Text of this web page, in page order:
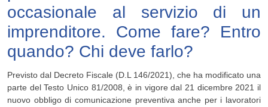
occasionale al servizio di un
imprenditore. Come fare? Entro
quando? Chi deve farlo?
Previsto dal Decreto Fiscale (D.L 146/2021), che ha modificato una
parte del Testo Unico 81/2008, è in vigore dal 21 dicembre 2021 il
nuovo obbligo di comunicazione preventiva anche per i lavoratori